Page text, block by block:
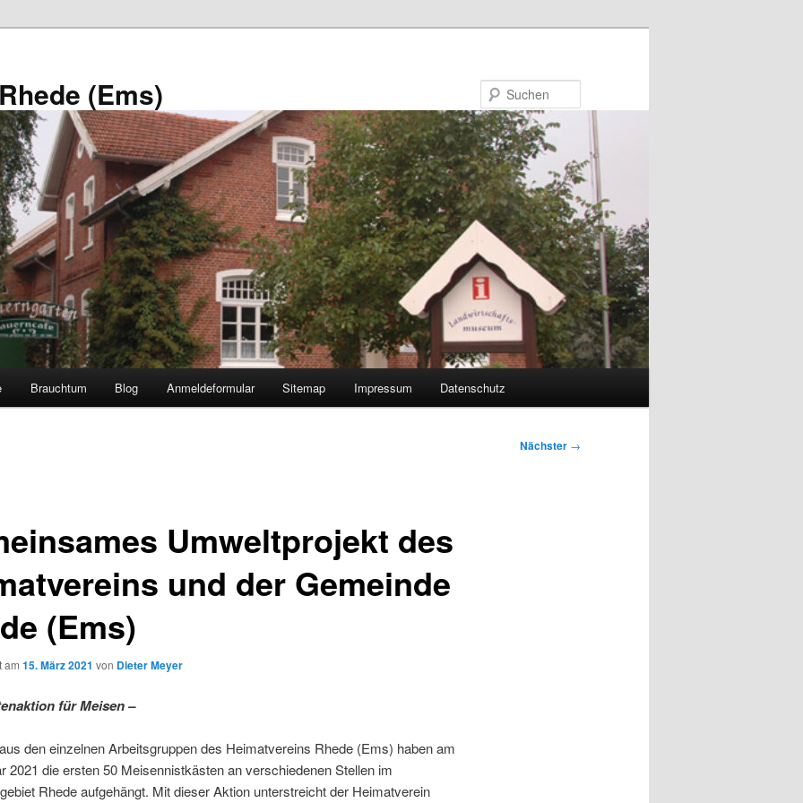
(Ems)
Brauchtum Blog Anmeldeformular Sitemap Impressum Datenschutz
Nächster →
Umweltprojekt des
und der Gemeinde
(Ems)
am 15. März 2021 von Dieter Meyer
für Meisen –
den einzelnen Arbeitsgruppen des Heimatvereins Rhede (Ems) haben am
2021 die ersten 50 Meisennistkästen an verschiedenen Stellen im
Rhede aufgehängt. Mit dieser Aktion unterstreicht der Heimatverein